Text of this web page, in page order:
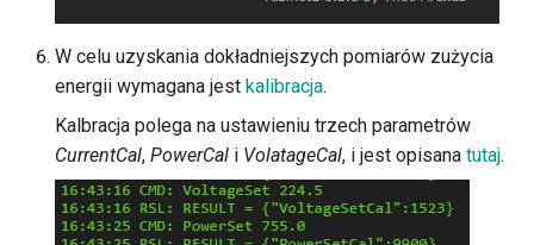
W celu uzyskania dokładniejszych pomiarów zużycia
energii wymagana jest kalibracja.
Kalbracja polega na ustawieniu trzech parametrów
CurrentCal, PowerCal i VolatageCal, i jest opisana tutaj.